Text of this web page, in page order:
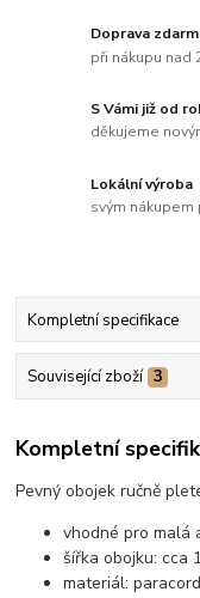
Doprava
při nákupu nad
S Vámi již od
děkujeme
Lokální výroba
svým
Kompletní specifikace
Související zboží 3
Kompletní
Pevný obojek ručně
vhodné pro malá
šířka obojku: cca
materiál: